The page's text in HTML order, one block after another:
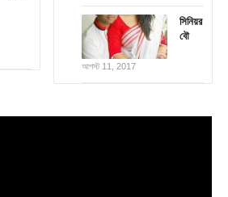
সিনিয়র
বৌ
আগস্ট 11, 2017